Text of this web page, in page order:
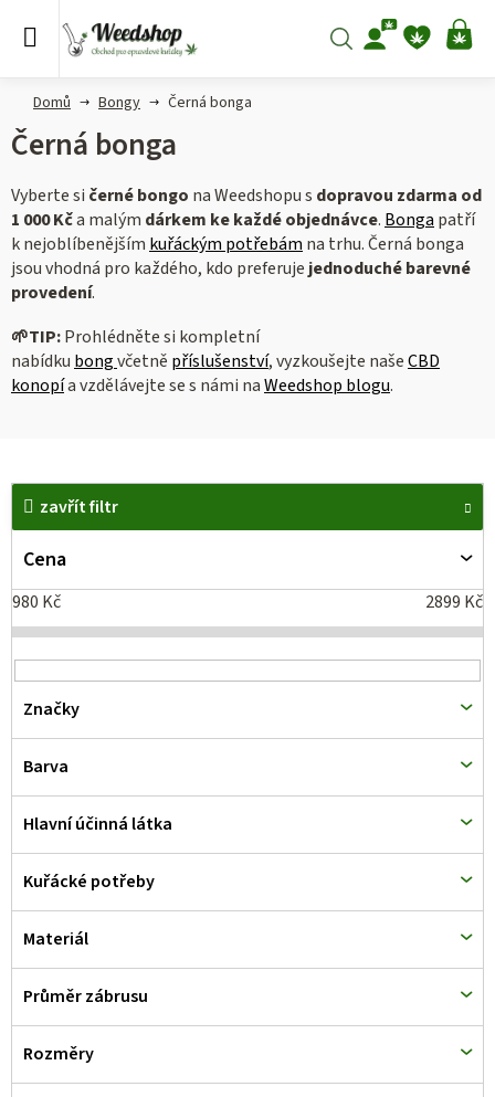
Hledat
Domů Bongy Černá bonga
Černá bonga
Vyberte si černé bongo na Weedshopu s dopravou zdarma od
1 000 Kča malým dárkem ke každé objednávce. Bonga patří
k nejoblíbenějším kuřáckým potřebám na trhu. Černá bonga
jsou vhodná pro každého, kdo preferuje jednoduché barevné
provedení.
🌱TIP:Prohlédněte si kompletní
nabídku bongvčetně příslušenství, vyzkoušejte našeCBD
konopía vzdělávejte se s námi naWeedshop blogu.
zavřít filtr
Cena
980 Kč 2899 Kč
Značky
Barva
Hlavní účinná látka
Kuřácké potřeby
Materiál
Průměr zábrusu
Rozměry
V
p
i
s
p
r
o
d
u
k
t
ů